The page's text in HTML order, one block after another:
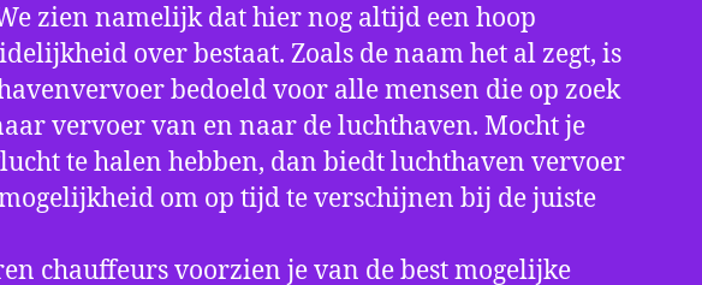
zien namelijk dat hier nog altijd een hoop
over bestaat. Zoals de naam het al zegt, is
bedoeld voor alle mensen die op zoek
vervoer van en naar de luchthaven. Mocht je
te halen hebben, dan biedt luchthaven vervoer
om op tijd te verschijnen bij de juiste
chauffeurs voorzien je van de best mogelijke